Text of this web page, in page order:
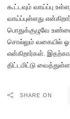
கூட்டவும் வாய்ப்பு
வாய்ப்புள்ளது
பொதுக்குழுவே
சொல்லும் வகையில் ஓ
என்கிறார்கள்.
திட்டமிட்டு
SHARE ON